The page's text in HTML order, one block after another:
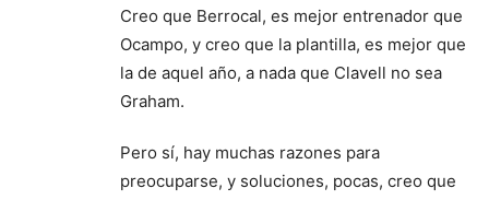
Creo que Berrocal, es mejor entrenador que
Ocampo, y creo que la plantilla, es mejor que
la de aquel año, a nada que Clavell no sea
Graham.
Pero sí, hay muchas razones para
preocuparse, y soluciones, pocas, creo que